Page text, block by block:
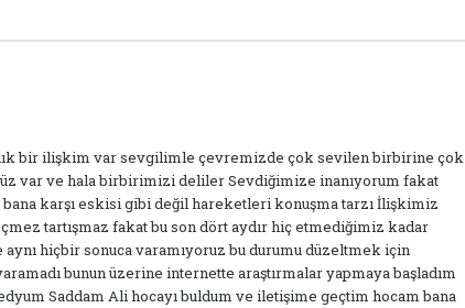
bir ilişkim var sevgilimle çevremizde çok sevilen birbirine çok
var ve hala birbirimizi deliler Sevdiğimize inanıyorum fakat
karşı eskisi gibi değil hareketleri konuşma tarzı İlişkimiz
tartışmaz fakat bu son dört aydır hiç etmediğimiz kadar
hiçbir sonuca varamıyoruz bu durumu düzeltmek için
bunun üzerine internette araştırmalar yapmaya başladım
Saddam Ali hocayı buldum ve iletişime geçtim hocam bana